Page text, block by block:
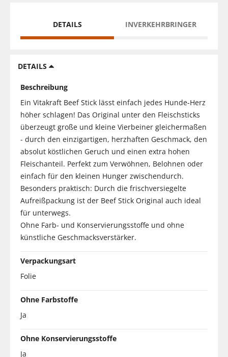
DETAILS INVERKEHRBRINGER
DETAILS
Beschreibung
Ein Vitakraft Beef Stick lässt einfach jedes Hunde-Herz
höher schlagen! Das Original unter den Fleischsticks
überzeugt große und kleine Vierbeiner gleichermaßen
- durch den einzigartigen, herzhaften Geschmack, den
absolut köstlichen Geruch und einen extra hohen
Fleischanteil. Perfekt zum Verwöhnen, Belohnen oder
einfach für den kleinen Hunger zwischendurch.
Besonders praktisch: Durch die frischversiegelte
Aufreißpackung ist der Beef Stick Original auch ideal
für unterwegs.
Ohne Farb- und Konservierungsstoffe und ohne
künstliche Geschmacksverstärker.
Verpackungsart
Folie
Ohne Farbstoffe
Ja
Ohne Konservierungsstoffe
Ja